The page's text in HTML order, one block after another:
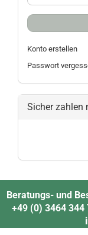
Konto erstellen
Passwort
Sicher zahlen
Beratungs- und
+49 (0) 3464